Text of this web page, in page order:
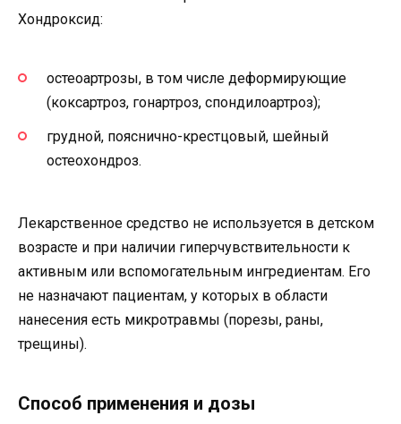
Хондроксид:
остеоартрозы, в том числе деформирующие
(коксартроз, гонартроз, спондилоартроз);
грудной, пояснично-крестцовый, шейный
остеохондроз.
Лекарственное средство не используется в детском
возрасте и при наличии гиперчувствительности к
активным или вспомогательным ингредиентам. Его
не назначают пациентам, у которых в области
нанесения есть микротравмы (порезы, раны,
трещины).
Способ применения и дозы